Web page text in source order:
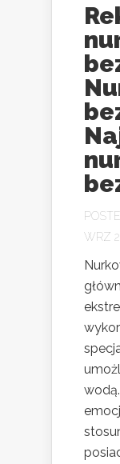
WRZ